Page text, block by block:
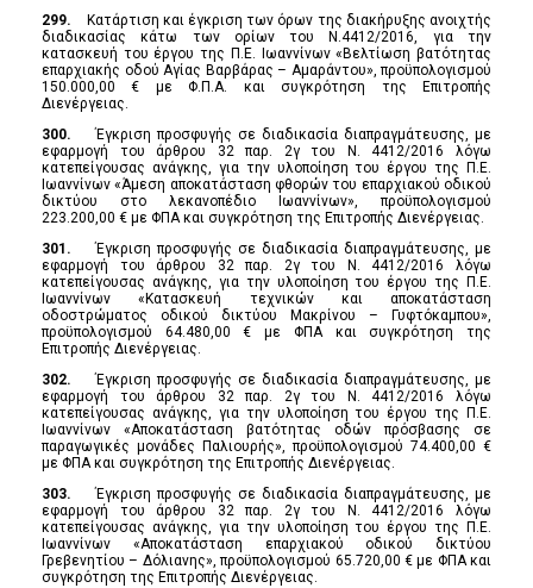
299.
Κατάρτιση και έγκριση των όρων της διακήρυξης ανοιχτής
διαδικασίας κάτω των ορίων του Ν.4412/2016, για την
κατασκευή του έργου της Π.Ε. Ιωαννίνων «Βελτίωση βατότητας
επαρχιακής οδού Αγίας Βαρβάρας – Αμαράντου», προϋπολογισμού
150.000,00 € με Φ.Π.Α. και συγκρότηση της Επιτροπής
Διενέργειας.
300.Έγκριση προσφυγής σε διαδικασία διαπραγμάτευσης, με
εφαρμογή του άρθρου 32 παρ. 2γ του Ν. 4412/2016 λόγω
κατεπείγουσας ανάγκης, για την υλοποίηση του έργου της Π.Ε.
Ιωαννίνων «Άμεση αποκατάσταση φθορών του επαρχιακού οδικού
δικτύου στο λεκανοπέδιο Ιωαννίνων», προϋπολογισμού
223.200,00 € με ΦΠΑ και συγκρότηση της Επιτροπής Διενέργειας.
301.Έγκριση προσφυγής σε διαδικασία διαπραγμάτευσης, με
εφαρμογή του άρθρου 32 παρ. 2γ του Ν. 4412/2016 λόγω
κατεπείγουσας ανάγκης, για την υλοποίηση του έργου της Π.Ε.
Ιωαννίνων «Κατασκευή τεχνικών και αποκατάσταση
οδοστρώματος οδικού δικτύου Μακρίνου – Γυφτόκαμπου»,
προϋπολογισμού 64.480,00 € με ΦΠΑ και συγκρότηση της
Επιτροπής Διενέργειας.
302.Έγκριση προσφυγής σε διαδικασία διαπραγμάτευσης, με
εφαρμογή του άρθρου 32 παρ. 2γ του Ν. 4412/2016 λόγω
κατεπείγουσας ανάγκης, για την υλοποίηση του έργου της Π.Ε.
Ιωαννίνων «Αποκατάσταση βατότητας οδών πρόσβασης σε
παραγωγικές μονάδες Παλιουρής», προϋπολογισμού 74.400,00 €
με ΦΠΑ και συγκρότηση της Επιτροπής Διενέργειας.
303.Έγκριση προσφυγής σε διαδικασία διαπραγμάτευσης, με
εφαρμογή του άρθρου 32 παρ. 2γ του Ν. 4412/2016 λόγω
κατεπείγουσας ανάγκης, για την υλοποίηση του έργου της Π.Ε.
Ιωαννίνων «Αποκατάσταση επαρχιακού οδικού δικτύου
Γρεβενητίου – Δόλιανης», προϋπολογισμού 65.720,00 € με ΦΠΑ και
συγκρότηση της Επιτροπής Διενέργειας.